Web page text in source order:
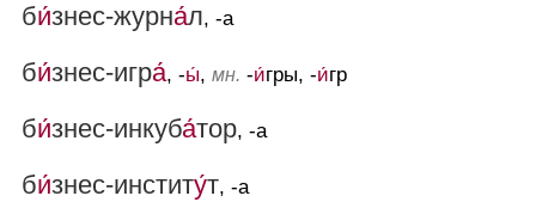
би́знес-журна́л, -а
би́знес-игра́, -ы́, мн. -и́гры, -и́гр
би́знес-инкуба́тор, -а
би́знес-институ́т, -а